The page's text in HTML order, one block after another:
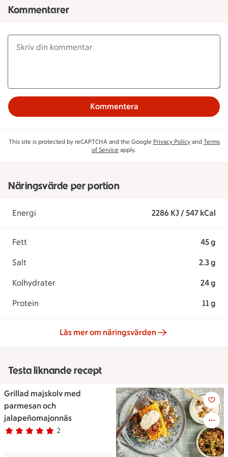
Kommentarer
Kommentera
This site is protected by reCAPTCHA and the Google Privacy Policyand Terms
of Service apply.
Näringsvärde per portion
Energi 2286 KJ / 547 kCal
Fett 45 g
Salt 2.3 g
Kolhydrater 24 g
Protein 11 g
Läs mer om näringsvärden
Testa liknande recept
Grillad majskolv med
parmesan och
jalapeñomajonnäs
Betyg 5 av 5.
2
2 personer har röstat
Grillad majskolv med